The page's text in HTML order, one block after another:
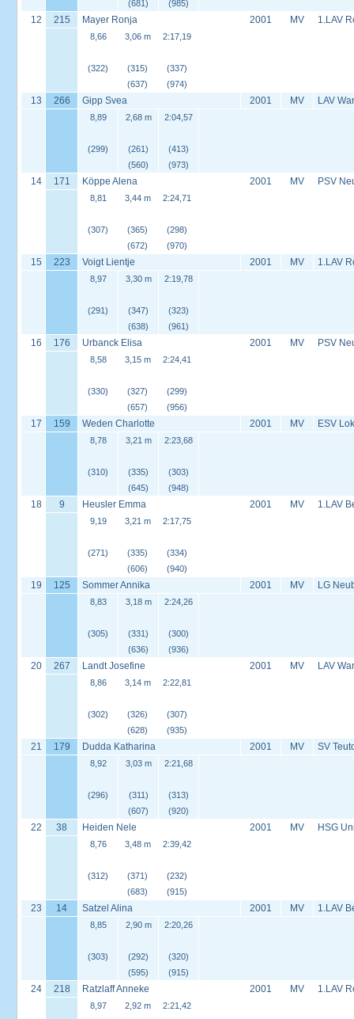
(681) (985)
12 215 Mayer Ronja 2001 MV 1.LAV
8,66
(322)
3,06 m
(315)
(637)
2:17,19
(337)
(974)
13 266 Gipp Svea 2001 MV LAV
8,89
(299)
2,68 m
(261)
(560)
2:04,57
(413)
(973)
14 171 Köppe Alena 2001 MV PSV
8,81
(307)
3,44 m
(365)
(672)
2:24,71
(298)
(970)
15 223 Voigt Lientje 2001 MV 1.LAV
8,97
(291)
3,30 m
(347)
(638)
2:19,78
(323)
(961)
16 176 Urbanck Elisa 2001 MV PSV
8,58
(330)
3,15 m
(327)
(657)
2:24,41
(299)
(956)
17 159 Weden Charlotte 2001 MV ESV
8,78
(310)
3,21 m
(335)
(645)
2:23,68
(303)
(948)
18 9 Heusler Emma 2001 MV 1.LAV
9,19
(271)
3,21 m
(335)
(606)
2:17,75
(334)
(940)
19 125 Sommer Annika 2001 MV LG
8,83
(305)
3,18 m
(331)
(636)
2:24,26
(300)
(936)
20 267 Landt Josefine 2001 MV LAV
8,86
(302)
3,14 m
(326)
(628)
2:22,81
(307)
(935)
21 179 Dudda Katharina 2001 MV SV
8,92
(296)
3,03 m
(311)
(607)
2:21,68
(313)
(920)
22 38 Heiden Nele 2001 MV HSG
8,76
(312)
3,48 m
(371)
(683)
2:39,42
(232)
(915)
23 14 Satzel Alina 2001 MV 1.LAV
8,85
(303)
2,90 m
(292)
(595)
2:20,26
(320)
(915)
24 218 Ratzlaff Anneke 2001 MV 1.LAV
8,97 2,92 m 2:21,42